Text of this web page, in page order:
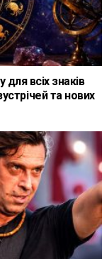
всіх знаків
та нових